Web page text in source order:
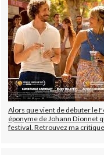
Alors que vient de débuter le
éponyme de Johann Dionnet
festival. Retrouvez ma